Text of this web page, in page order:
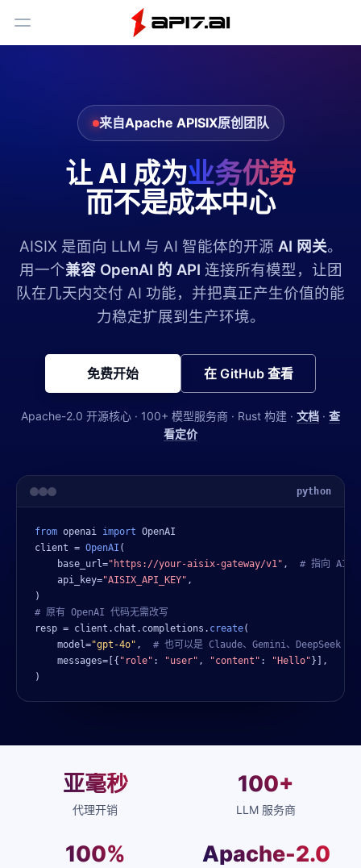
Toggle Menu
来自Apache APISIX原创团队
让 AI 成为业务优势
而不是成本中心
AISIX 是面向 LLM 与 AI 智能体的开源 AI 网关。
用一个兼容 OpenAI 的 API 连接所有模型，让团
队在几天内交付 AI 功能，并把真正产生价值的能
力稳定扩展到生产环境。
免费开始 在 GitHub 查看
Apache-2.0 开源核心 · 100+ 模型服务商 · Rust 构建 · 文档 · 查
看定价
python
from openai import OpenAI
client = OpenAI (
    base_url=
"https://your-aisix-gateway/v1" , # 指向
    api_key=
"AISIX_API_KEY" ,
# 原有 OpenAI 代码无需改写
resp = client.chat.completions. create(
    model=
"gpt-4o" , # 也可以是 Claude、Gemini、DeepSeek
    messages=[{
"role" : "user" , "content" : "Hello" }],
)
亚毫秒
代理开销
100+
LLM 服务商
100% Apache-2.0